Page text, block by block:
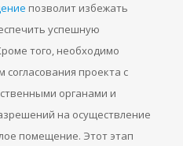
позволит избежать
успешную
того, необходимо
проекта с
органами и
на осуществление
помещение. Этот этап